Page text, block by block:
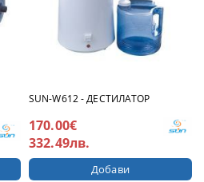
SUN-W612 - ДЕСТИЛАТОР
170.00€
332.49лв.